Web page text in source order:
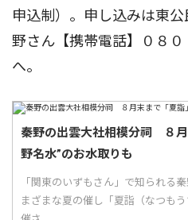
申込制）。申し込みは東
野さん【携帯電話】０８
へ。
秦野の出雲大社相模分祠 ８
野名水”のお水取りも
「関東のいずもさん」で知られる
まざまな夏の催し「夏詣（なつも